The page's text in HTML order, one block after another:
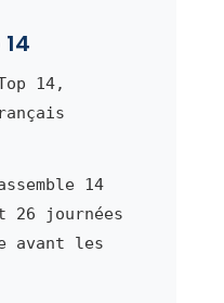
14,
14
26 journées
avant les